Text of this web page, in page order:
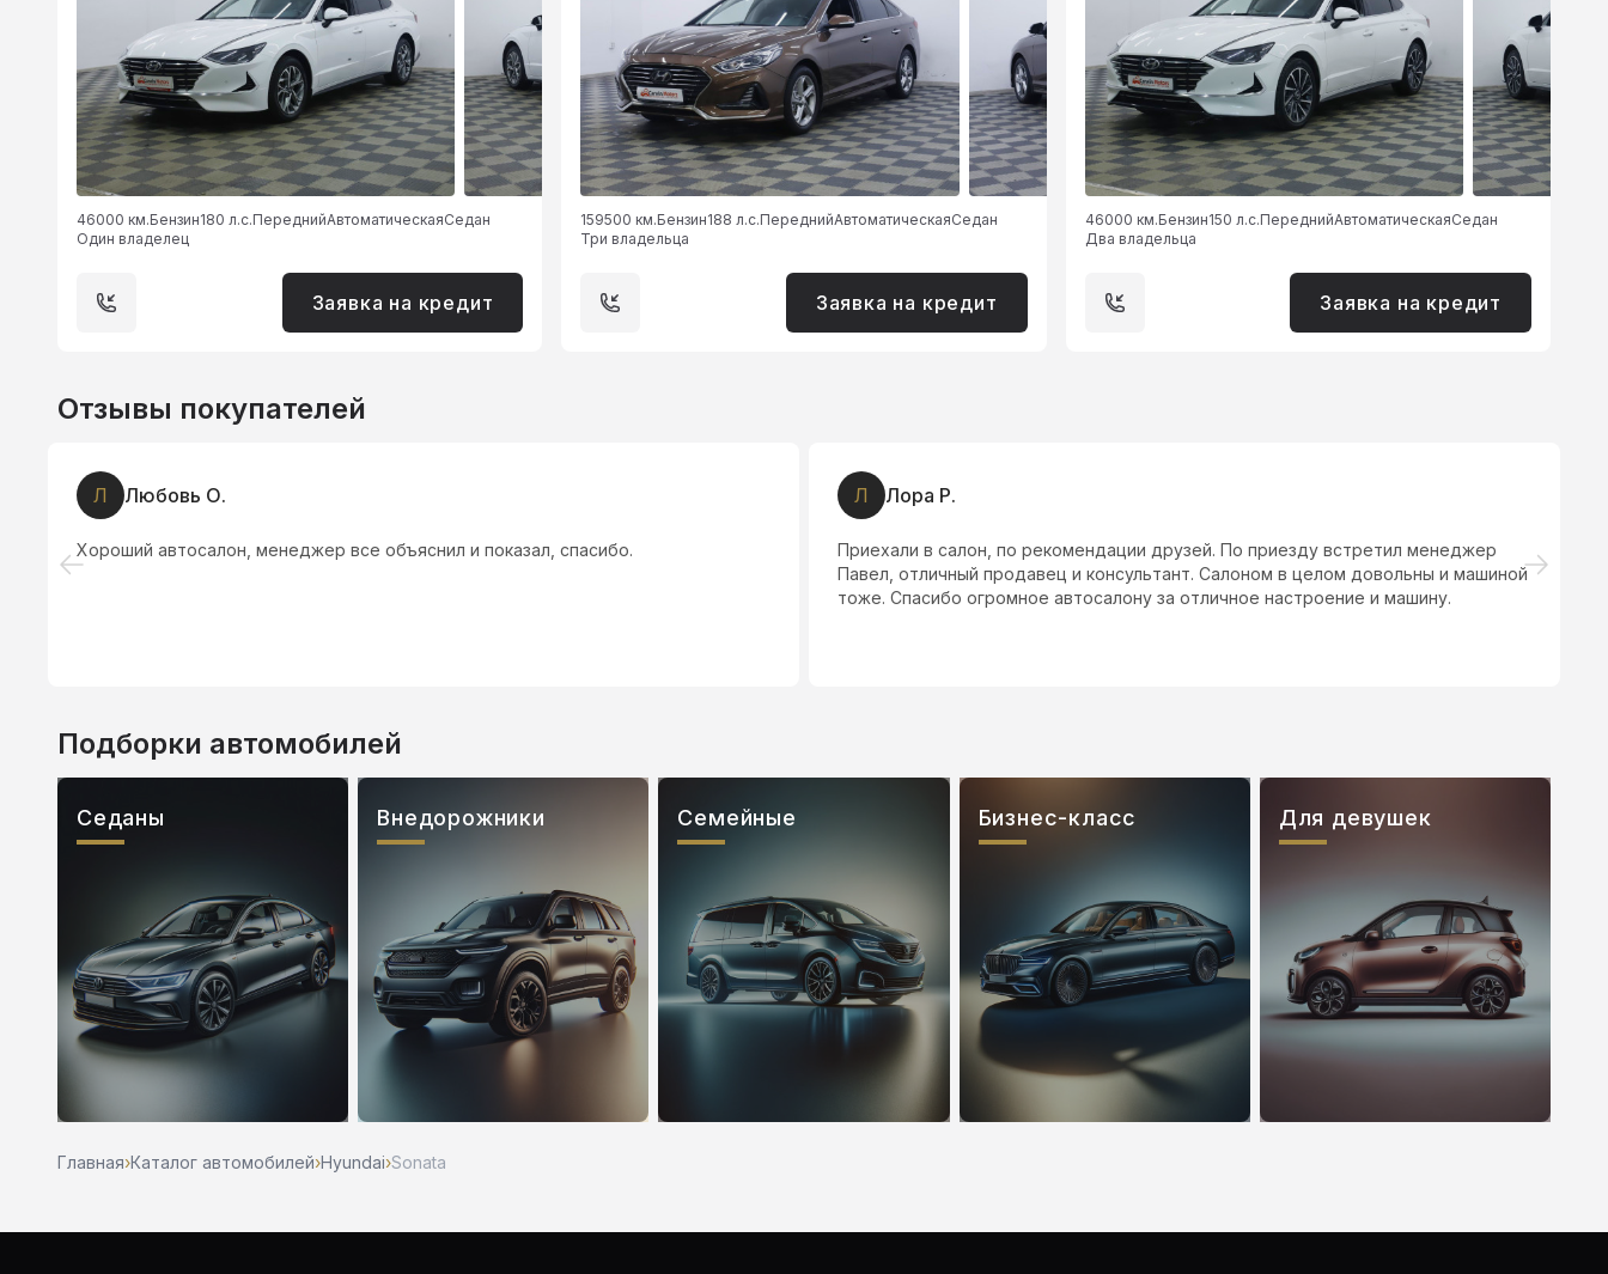
46000 км.Бензин180 л.с.ПереднийАвтоматическаяСедан
Один владелец
Заявка на кредит
159500 км.Бензин188 л.с.ПереднийАвтоматическаяСедан
Три владельца
Заявка на кредит
46000 км.Бензин150 л.с.ПереднийАвтоматическаяСедан
Два владельца
Заявка на кредит
Отзывы покупателей
Л Любовь О.
Хороший автосалон, менеджер все объяснил и показал, спасибо.
Л Лора Р.
Приехали в салон, по рекомендации друзей. По приезду встретил менеджер
Павел, отличный продавец и консультант. Салоном в целом довольны и машиной
тоже. Спасибо огромное автосалону за отличное настроение и машину.
Подборки автомобилей
Седаны Внедорожники Семейные Бизнес-класс Для девушек
Главная›Каталог автомобилей›Hyundai›Sonata